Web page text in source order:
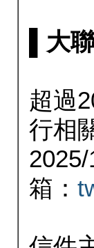
▌大
超過
行相
箱：